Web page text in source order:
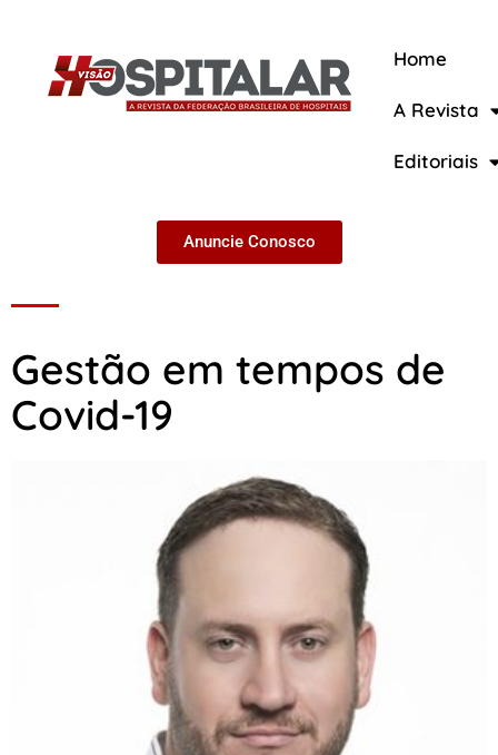
Home
A Revista
Editoriais
Anuncie Conosco
Gestão em tempos de
Covid-19